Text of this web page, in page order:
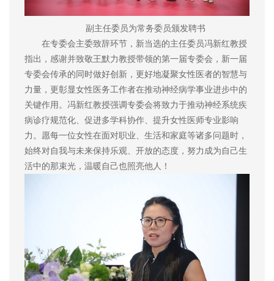
副主任委员为常务委员颁发聘书
在专委会主委致辞环节，新当选的主任委员冯新红教授
指出，感谢并致敬王默力教授带领的第一届专委会，新一届
专委会传承的同时做好创新，更好地凝聚女性医者的智慧与
力量，更彰显女性医务工作者在推动神经病学事业进步中的
关键作用。冯新红教授强调专委会将致力于推动神经系统疾
病诊疗规范化、促进多学科协作、提升女性医师专业影响
力。愿每一位女性在面对职业、生活和家庭等诸多问题时，
始终对自我与未来保持乐观、开放的态度，努力成为自己生
活中的那束光，温暖自己也照亮他人！